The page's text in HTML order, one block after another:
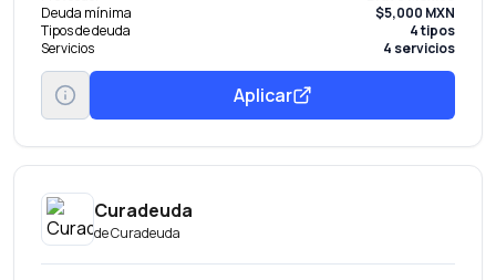
Deuda mínima
$5,000 MXN
Tipos de deuda
4 tipos
Servicios
4 servicios
Aplicar
Curadeuda
deCuradeuda